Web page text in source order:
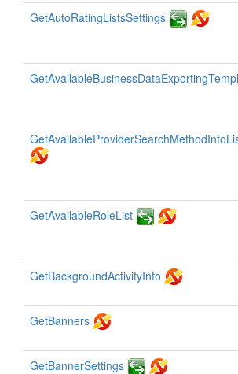
GetAutoRatingListsSettings
GetAvailableRoleList
GetBackgroundActivityInfo
GetBanners
GetBannerSettings